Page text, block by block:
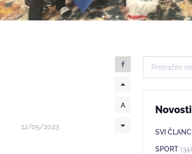
12/05/2023
Novosti
SVI ČLANCI
SPORT (34)